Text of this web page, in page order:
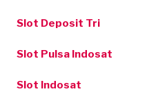
Slot Deposit Tri
Slot Pulsa Indosat
Slot Indosat